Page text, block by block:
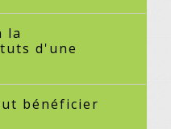
la
d'une
bénéficier